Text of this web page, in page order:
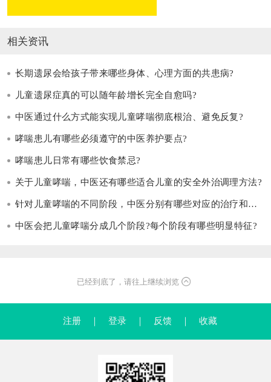
相关资讯
长期遗尿会给孩子带来哪些身体、心理方面的共患病?
儿童遗尿症真的可以随年龄增长完全自愈吗?
中医通过什么方式能实现儿童哮喘彻底根治、避免反复?
哮喘患儿有哪些必须遵守的中医养护要点?
哮喘患儿日常有哪些饮食禁忌?
关于儿童哮喘，中医还有哪些适合儿童的安全外治调理方法?
针对儿童哮喘的不同阶段，中医分别有哪些对应的治疗和调理思路?
中医会把儿童哮喘分成几个阶段?每个阶段有哪些明显特征?
已经到底了，请往上继续浏览
注册 登录 反馈 收藏